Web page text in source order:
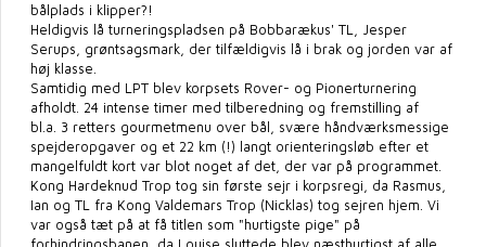
bålplads i klipper?!
Heldigvis lå turneringspladsen på Bobbarækus' TL, Jesper
Serups, grøntsagsmark, der tilfældigvis lå i brak og jorden var af
høj klasse.
Samtidig med LPT blev korpsets Rover- og Pionerturnering
afholdt. 24 intense timer med tilberedning og fremstilling af
bl.a. 3 retters gourmetmenu over bål, svære håndværksmessige
spejderopgaver og et 22 km (!) langt orienteringsløb efter et
mangelfuldt kort var blot noget af det, der var på programmet.
Kong Hardeknud Trop tog sin første sejr i korpsregi, da Rasmus,
Ian og TL fra Kong Valdemars Trop (Nicklas) tog sejren hjem. Vi
var også tæt på at få titlen som "hurtigste pige" på